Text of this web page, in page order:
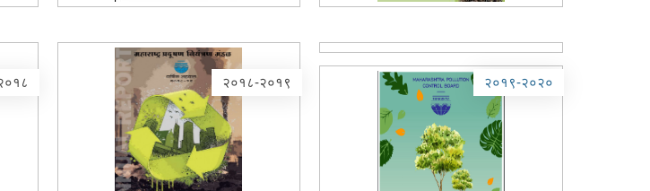
२०१८-२०१९ २०१९-२०२०